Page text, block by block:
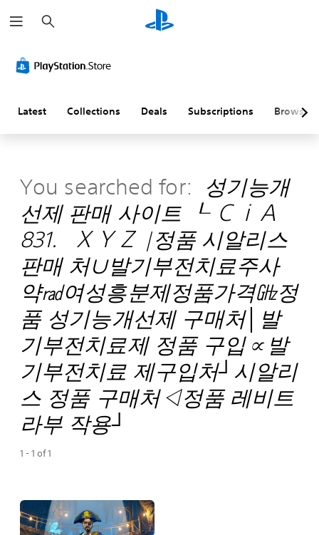
e
a
h
Latest Collections Deals Subscriptions Browse
You searched for:
성기능개
선제 판매 사이트 ┖ ＣｉＡ
831．ＸＹＺ |정품 시알리스
판매 처∪발기부전치료주사
약㎭여성흥분제정품가격㎓정
품 성기능개선제 구매처│발
기부전치료제 정품 구입∝발
기부전치료 제구입처┘시알리
스 정품 구매처◁정품 레비트
라부 작용┘
1 - 1 of 1